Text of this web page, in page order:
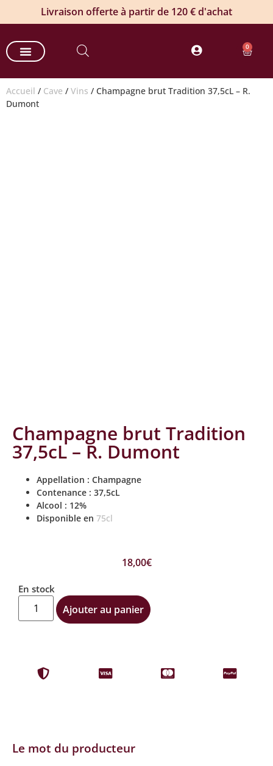
Livraison offerte à partir de 120 € d'achat
0
Accueil / Cave / Vins / Champagne brut Tradition 37,5cL – R.
Dumont
Champagne brut Tradition
37,5cL – R. Dumont
Appellation : Champagne
Contenance : 37,5cL
Alcool : 12%
Disponible en 75cl
18,00€
En stock
Ajouter au panier
Le mot du producteur